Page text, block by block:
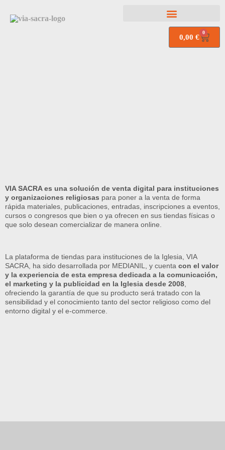
0,00 €
0
VIA SACRA es una solución de venta digital para instituciones
y organizaciones religiosas para poner a la venta de forma
rápida materiales, publicaciones, entradas, inscripciones a eventos,
cursos o congresos que bien o ya ofrecen en sus tiendas físicas o
que solo desean comercializar de manera online.
La plataforma de tiendas para instituciones de la Iglesia, VIA
SACRA, ha sido desarrollada por MEDIANIL, y cuenta con el valor
y la experiencia de esta empresa dedicada a la comunicación,
el marketing y la publicidad en la Iglesia desde 2008
ofreciendo la garantía de que su producto será tratado con la
sensibilidad y el conocimiento tanto del sector religioso como del
entorno digital y el e-commerce.